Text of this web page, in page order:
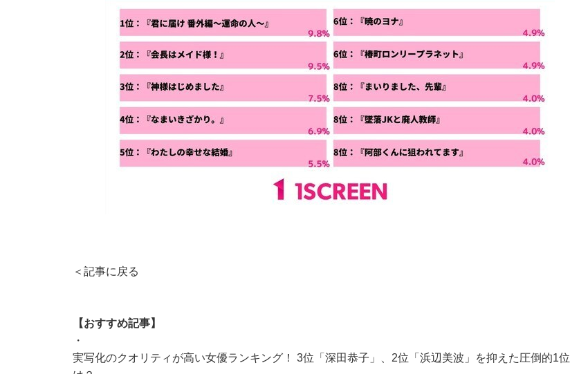
＜記事に戻る
【おすすめ記事】
・
実写化のクオリティが高い女優ランキング！ 3位「深田恭子」、2位「浜辺美波」を抑えた圧倒的1位